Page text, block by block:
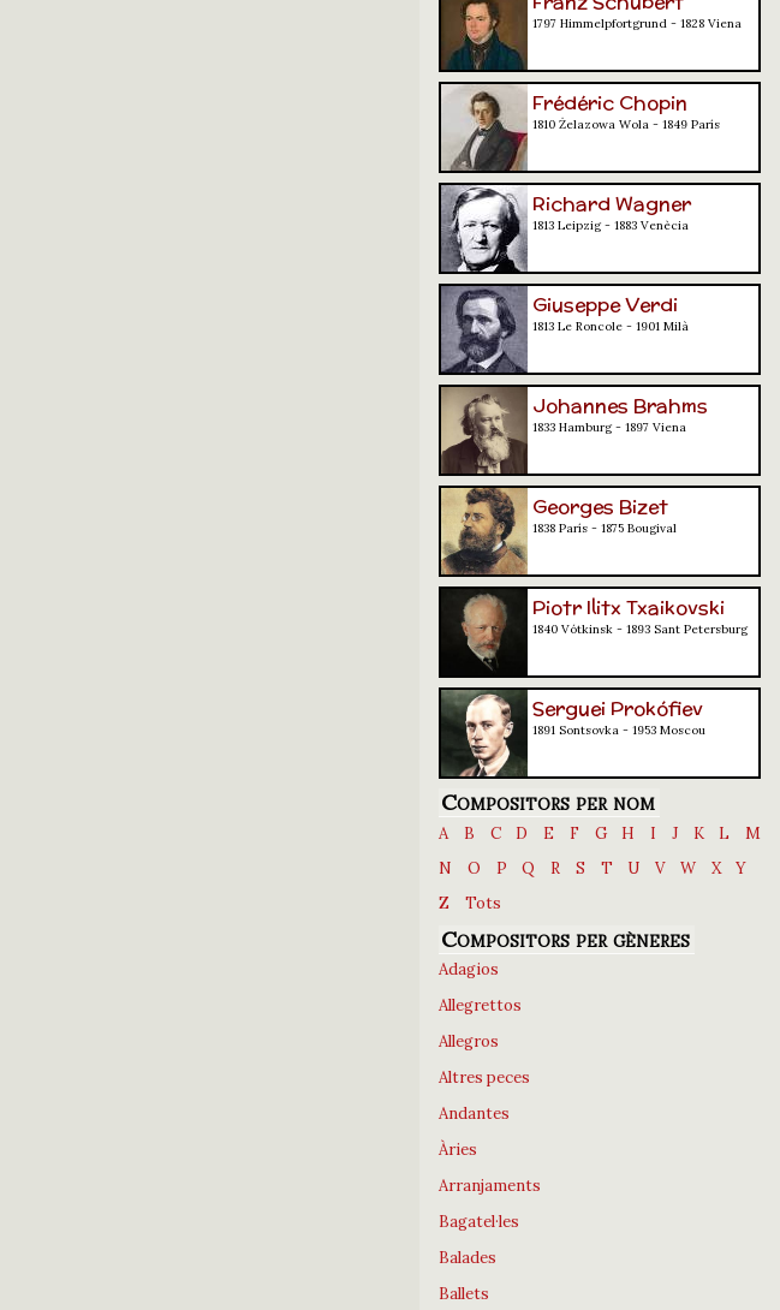
1797 Himmelpfortgrund - 1828 Viena
Frédéric Chopin
1810 Żelazowa Wola - 1849 París
Richard Wagner
1813 Leipzig - 1883 Venècia
Giuseppe Verdi
1813 Le Roncole - 1901 Milà
Johannes Brahms
1833 Hamburg - 1897 Viena
Georges Bizet
1838 París - 1875 Bougival
Piotr Ilitx Txaikovski
1840 Vótkinsk - 1893 Sant Petersburg
Serguei Prokófiev
1891 Sontsovka - 1953 Moscou
Compositors per nom
A B C D E F G H I J K L
M
N
O P Q R S T U V W X
Y
Z
Tots
Compositors per gèneres
Adagios
Allegrettos
Allegros
Altres peces
Andantes
Àries
Arranjaments
Bagatel·les
Balades
Ballets